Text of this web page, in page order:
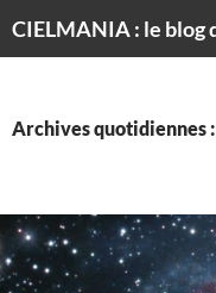
Archives quotidiennes :